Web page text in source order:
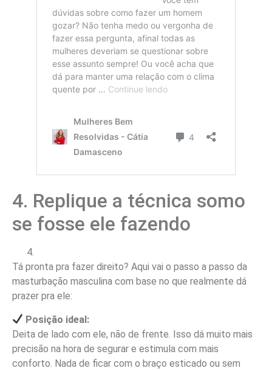
4. Replique a técnica somo
se fosse ele fazendo
Tá pronta pra fazer direito? Aqui vai o passo a passo da
masturbação masculina com base no que realmente dá
prazer pra ele:
Posição ideal:
Deita de lado com ele, não de frente. Isso dá muito mais
precisão na hora de segurar e estimula com mais
conforto. Nada de ficar com o braço esticado ou sem